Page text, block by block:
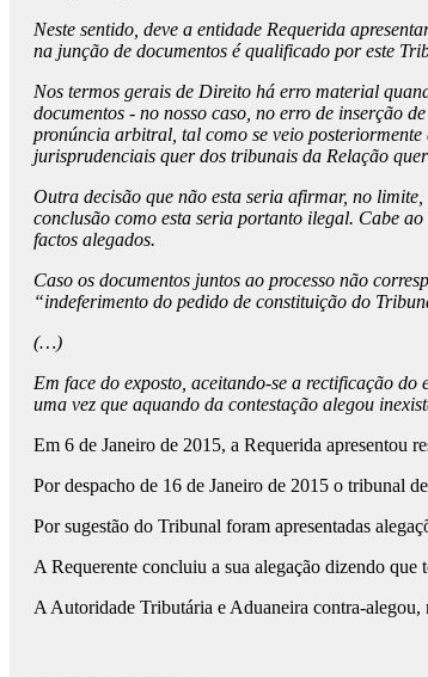
Neste sentido, deve a entidade Requerida
na junção de documentos é qualificado por este
Nos termos gerais de Direito há erro material
documentos - no nosso caso, no erro de inserção
pronúncia arbitral, tal como se veio posteriormente
jurisprudenciais quer dos tribunais da Relação
Outra decisão que não esta seria afirmar, no
conclusão como esta seria portanto ilegal. Cabe
factos alegados.
Caso os documentos juntos ao processo não
“indeferimento do pedido de constituição do
(…)
Em face do exposto, aceitando-se a rectificação
uma vez que aquando da contestação alegou
Em 6 de Janeiro de 2015, a Requerida apresentou
Por despacho de 16 de Janeiro de 2015 o tribunal
Por sugestão do Tribunal foram apresentadas
A Requerente concluiu a sua alegação dizendo
A Autoridade Tributária e Aduaneira contra-